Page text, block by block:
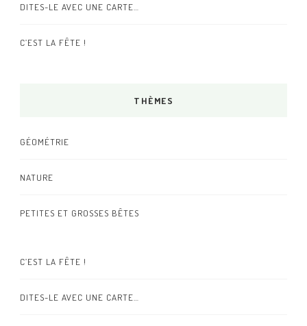
DITES-LE AVEC UNE CARTE…
C’EST LA FÊTE !
THÈMES
GÉOMÉTRIE
NATURE
PETITES ET GROSSES BÊTES
C’EST LA FÊTE !
DITES-LE AVEC UNE CARTE…